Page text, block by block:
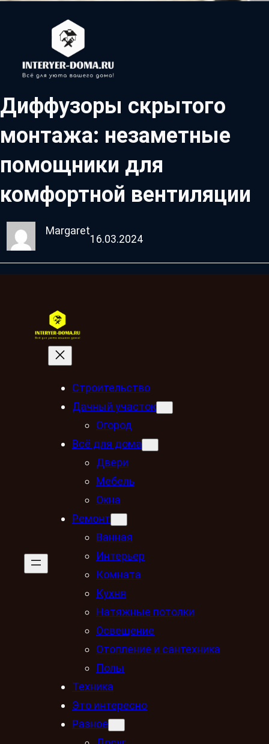
Диффузоры скрытого
монтажа: незаметные
помощники для
комфортной вентиляции
Margaret
16.03.2024
Строительство
Дачный участок
Огород
Всё для дома
Двери
Мебель
Окна
Ремонт
Ванная
Интерьер
Комната
Кухня
Натяжные потолки
Освещение
Отопление и сантехника
Полы
Техника
Это интересно
Разное